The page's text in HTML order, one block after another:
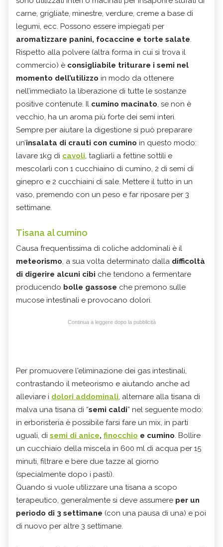
carne, grigliate, minestre, verdure, creme a base di
legumi, ecc. Possono essere impiegati per
aromatizzare panini, focaccine e torte salate.
Rispetto alla polvere (altra forma in cui si trova il
commercio) è consigliabile triturare i semi nel
momento dell’utilizzo in modo da ottenere
nell’immediato la liberazione di tutte le sostanze
positive contenute. Il cumino macinato, se non è
vecchio, ha un aroma più forte dei semi interi.
Sempre per aiutare la digestione si può preparare
un’insalata di crauti con cumino in questo modo:
lavare 1kg di cavoli, tagliarli a fettine sottili e
mescolarli con 1 cucchiaino di cumino, 2 di semi di
ginepro e 2 cucchiaini di sale. Mettere il tutto in un
vaso, premendo con un peso e far riposare per 3
settimane.
Tisana al cumino
Causa frequentissima di coliche addominali è il
meteorismo, a sua volta determinato dalla difficoltà
di digerire alcuni cibi che tendono a fermentare
producendo bolle gassose che premono sulle
mucose intestinali e provocano dolori.
Continua a leggere dopo la pubblicità
Per promuovere l'eliminazione dei gas intestinali,
contrastando il meteorismo e aiutando anche ad
alleviare i dolori addominali, alternare alla tisana di
malva una tisana di “semi caldi” nel seguente modo:
in erboristeria è possibile farsi fare un mix, in parti
uguali, di semi di anice, finocchio e cumino. Bollire
un cucchiaio della miscela in 600 ml di acqua per 15
minuti, filtrare e bere due tazze al giorno
(specialmente dopo i pasti).
Quando si vuole utilizzare una tisana a scopo
terapeutico, generalmente si deve assumere per un
periodo di 3 settimane (con una pausa di una) e poi
di nuovo per altre 3 settimane.